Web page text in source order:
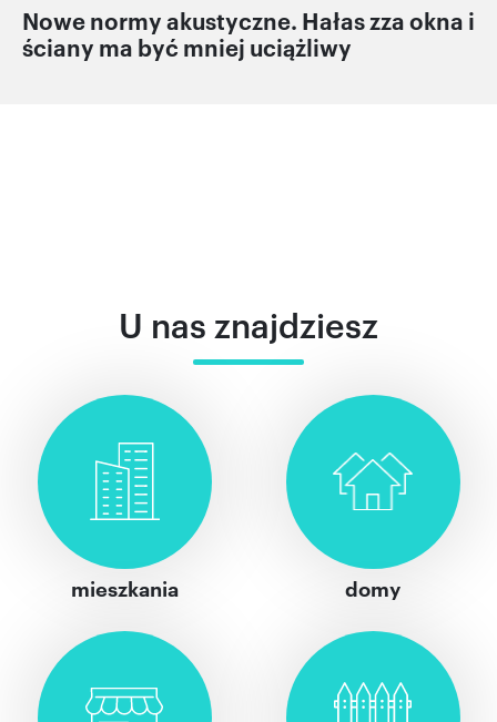
Nowe normy akustyczne. Hałas zza okna i
ściany ma być mniej uciążliwy
U nas znajdziesz
mieszkania domy